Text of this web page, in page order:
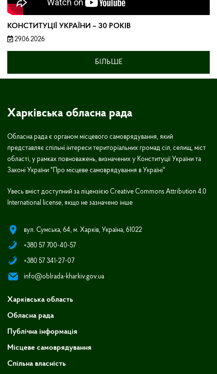
КОНСТИТУЦІЇ УКРАЇНИ – 30 РОКІВ
29.06.2026
БІЛЬШЕ
Харківська обласна рада
Обласна рада є органом місцевого самоврядування, який
представляє спільні інтереси територіальних громад сіл, селищ, міст
області, у рамках повноважень, визначених у Конституції України та
Законі України "Про місцеве самоврядування в Україні"
Увесь вміст доступний за ліцензією Creative Commons Attribution 4.0
International license, якщо не зазначено інше
вул. Сумська, 64, м. Харків, Україна, 61022
+380 57 700-40-57
+380 57 341-27-07
info@oblrada-kharkiv.gov.ua
Харківська область
Обласна рада
Публічна інформація
Місцеве самоврядування
Спільна власність